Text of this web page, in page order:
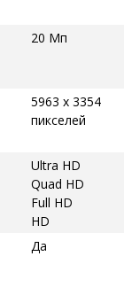
20 Мп
5963 x 3354
пикселей
Ultra HD
Quad HD
Full HD
HD
Да